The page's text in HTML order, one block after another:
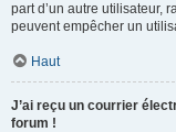
part d’un autre utilisateur,
peuvent empêcher un
Haut
J’ai reçu un courrier
forum !